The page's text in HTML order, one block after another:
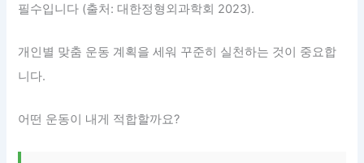
필수입니다 (출처: 대한정형외과학회 2023).
개인별 맞춤 운동 계획을 세워 꾸준히 실천하는 것이 중요합
니다.
어떤 운동이 내게 적합할까요?